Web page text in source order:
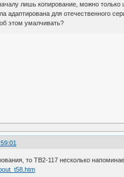
лишь копирование, можно только
адаптирована для отечественного
этом умалчивать?
то ТВ2-117 несколько